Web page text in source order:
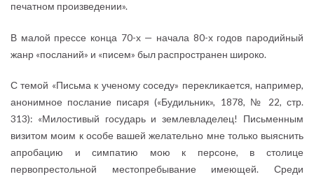
печатном произведении».
В малой прессе конца 70-х — начала 80-х годов пародийный
жанр «посланий» и «писем» был распространен широко.
С темой «Письма к ученому соседу» перекликается, например,
анонимное послание писаря («Будильник», 1878, № 22, стр.
313): «Милостивый государь и землевладелец! Письменным
визитом моим к особе вашей желательно мне только выяснить
апробацию и симпатию мою к персоне, в столице
первопрестольной местопребывание имеющей. Среди